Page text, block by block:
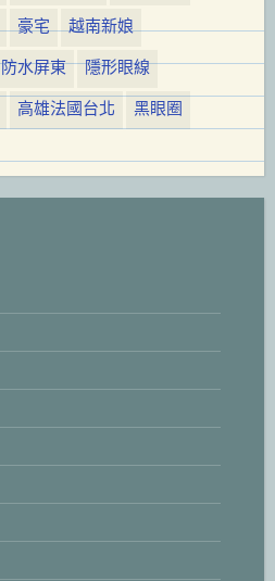
豪宅
越南新娘
防水屏東
隱形眼線
高雄法國台北 黑眼圈